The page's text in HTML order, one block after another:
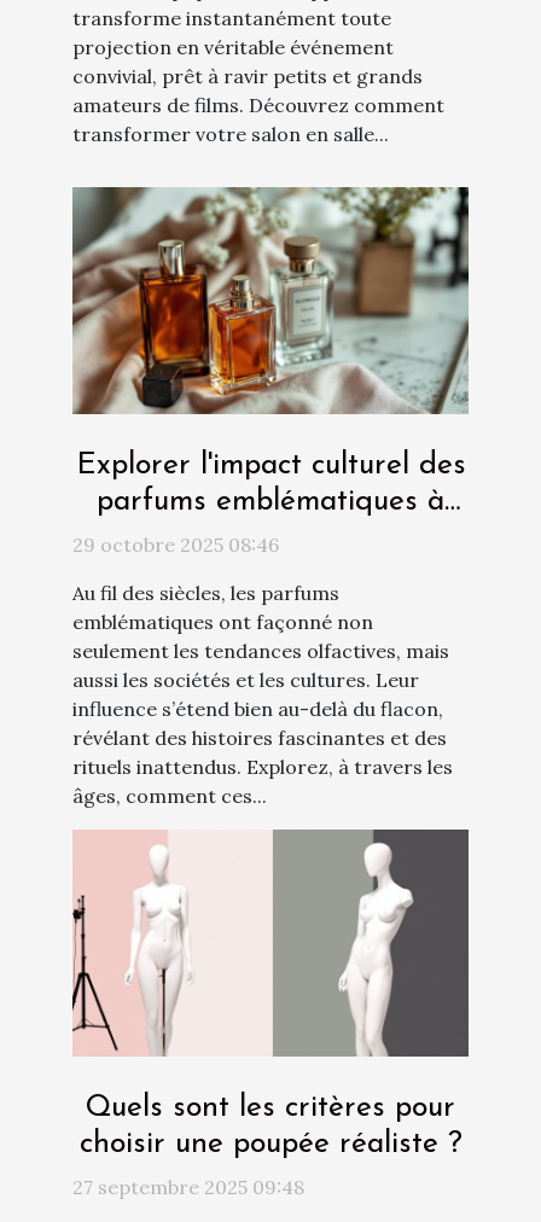
transforme instantanément toute
projection en véritable événement
convivial, prêt à ravir petits et grands
amateurs de films. Découvrez comment
transformer votre salon en salle...
Explorer l'impact culturel des
parfums emblématiques à
travers les âges
29 octobre 2025 08:46
Au fil des siècles, les parfums
emblématiques ont façonné non
seulement les tendances olfactives, mais
aussi les sociétés et les cultures. Leur
influence s’étend bien au-delà du flacon,
révélant des histoires fascinantes et des
rituels inattendus. Explorez, à travers les
âges, comment ces...
Quels sont les critères pour
choisir une poupée réaliste ?
27 septembre 2025 09:48